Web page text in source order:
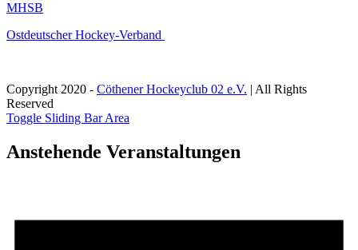
MHSB
Ostdeutscher Hockey-Verband
Copyright 2020 - Cöthener Hockeyclub 02 e.V. | All Rights
Reserved
Toggle Sliding Bar Area
Anstehende Veranstaltungen